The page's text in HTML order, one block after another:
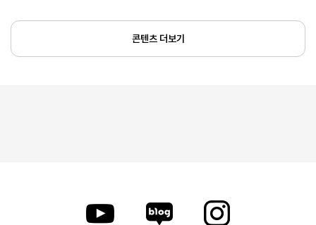
콘텐츠 더보기